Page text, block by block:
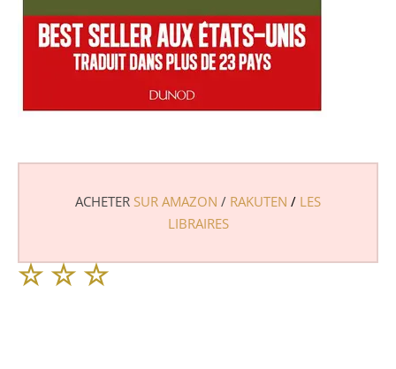
ACHETER SUR AMAZON / RAKUTEN / LES
LIBRAIRES
☆☆☆